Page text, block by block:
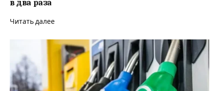
в два раза
Читать далее